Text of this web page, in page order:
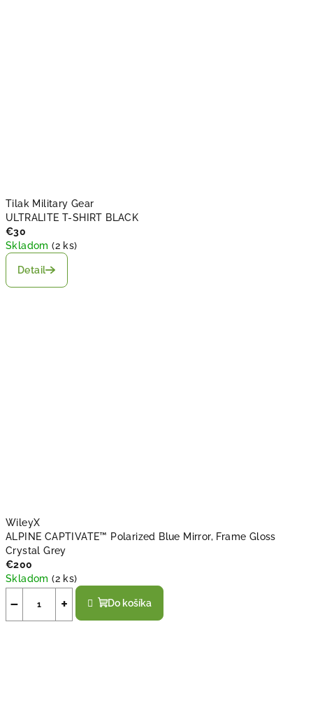
ý
b
a
v
b
s
t
o
j
ULTRALITE T-SHIRT BLACK
Tilak Military Gear
€30
Skladom(2 ks)
Detail
ALPINE CAPTIVATE™ Polarized Blue Mirror, Frame Gloss
Crystal Grey
WileyX
€200
Skladom(2 ks)
+
− Do košíka